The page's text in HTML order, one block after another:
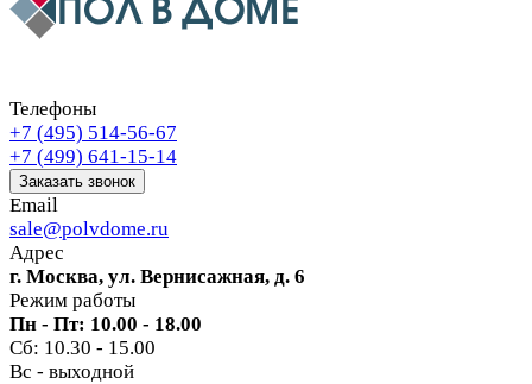
Телефоны
+7 (495) 514-56-67
+7 (499) 641-15-14
Заказать звонок
Email
sale@polvdome.ru
Адрес
г. Москва, ул. Вернисажная, д. 6
Режим работы
Пн - Пт: 10.00 - 18.00
Сб: 10.30 - 15.00
Вс - выходной